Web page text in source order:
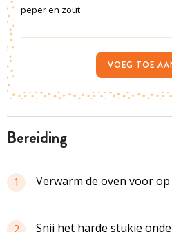
bereiding
1 Verwarm de oven voor op
2 Snij het harde stukje
peper en zout
VOEG TOE